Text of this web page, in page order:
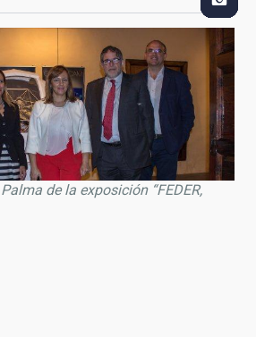
de la exposición “FEDER,